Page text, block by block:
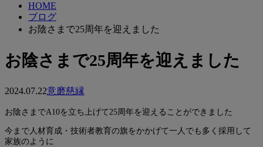
HOME
ブログ
お陰さまで25周年を迎えました
お陰さまで25周年を迎えました
2024.07.22意磨慈縁
お陰さまでA10を立ち上げて25周年を迎えることができました
今まで人材育成・技術者教育の旗をかかげて一人でも多く採用して
家族のように